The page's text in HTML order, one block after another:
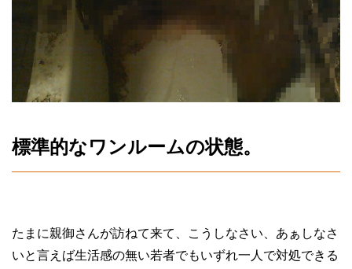
標準的なワンルームの状態。
たまに親御さんが訪ねて来て、こうしなさい、あぁしなさ
いと言えば生活感の無い若者でもいずれ一人で対処できる